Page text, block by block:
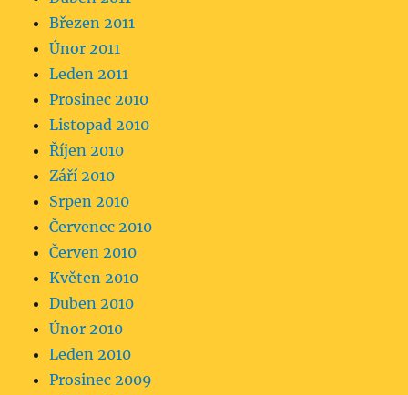
Březen 2011
Únor 2011
Leden 2011
Prosinec 2010
Listopad 2010
Říjen 2010
Září 2010
Srpen 2010
Červenec 2010
Červen 2010
Květen 2010
Duben 2010
Únor 2010
Leden 2010
Prosinec 2009